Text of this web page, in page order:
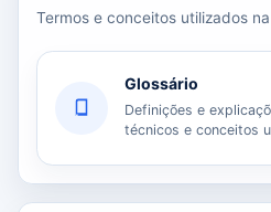
Termos e conceitos utilizados
Glossário
Definições e
técnicos e conceitos